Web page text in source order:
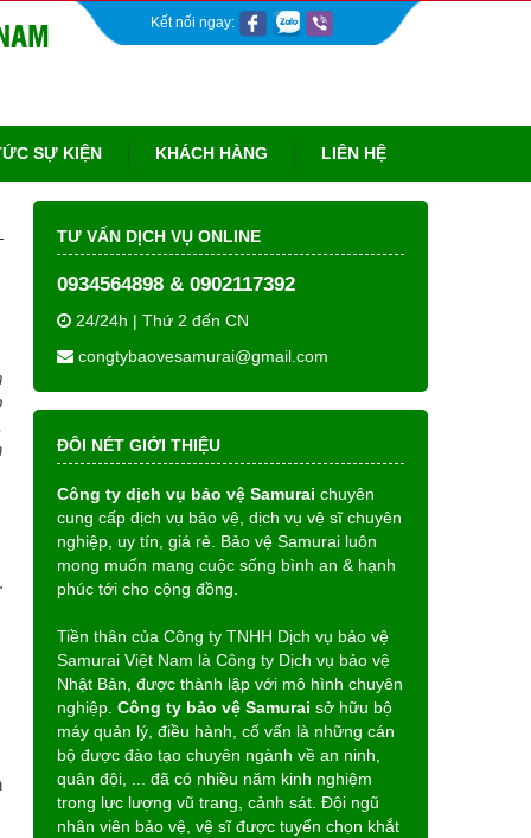
Kết nối ngay:
SỰ KIỆN KHÁCH HÀNG LIÊN HỆ
TƯ VẤN DỊCH VỤ ONLINE
0934564898 & 0902117392
24/24h | Thứ 2 đến CN
congtybaovesamurai@gmail.com
ĐÔI NÉT GIỚI THIỆU
Công ty dịch vụ bảo vệ Samurai chuyên
cung cấp dịch vụ bảo vệ, dịch vụ vệ sĩ chuyên
nghiệp, uy tín, giá rẻ. Bảo vệ Samurai luôn
mong muốn mang cuộc sống bình an & hạnh
phúc tới cho cộng đồng.
Tiền thân của Công ty TNHH Dịch vụ bảo vệ
Samurai Việt Nam là Công ty Dịch vụ bảo vệ
Nhật Bản, được thành lập với mô hình chuyên
nghiệp. Công ty bảo vệ Samurai sở hữu bộ
máy quản lý, điều hành, cố vấn là những cán
bộ được đào tạo chuyên ngành về an ninh,
quân đội, ... đã có nhiều năm kinh nghiệm
trong lực lượng vũ trang, cảnh sát. Đội ngũ
nhân viên bảo vệ, vệ sĩ được tuyển chọn khắt